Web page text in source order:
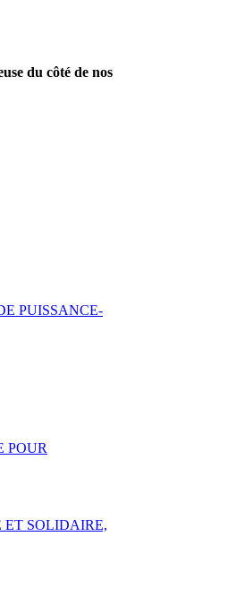
du côté de nos
PUISSANCE-
POUR
ET SOLIDAIRE,